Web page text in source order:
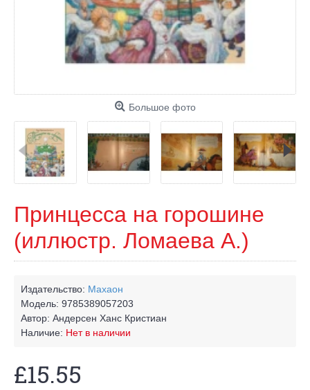
Большое фото
Принцесса на горошине
(иллюстр. Ломаева А.)
Издательство: Махаон
Модель: 9785389057203
Автор: Андерсен Ханс Кристиан
Наличие: Нет в наличии
£15.55